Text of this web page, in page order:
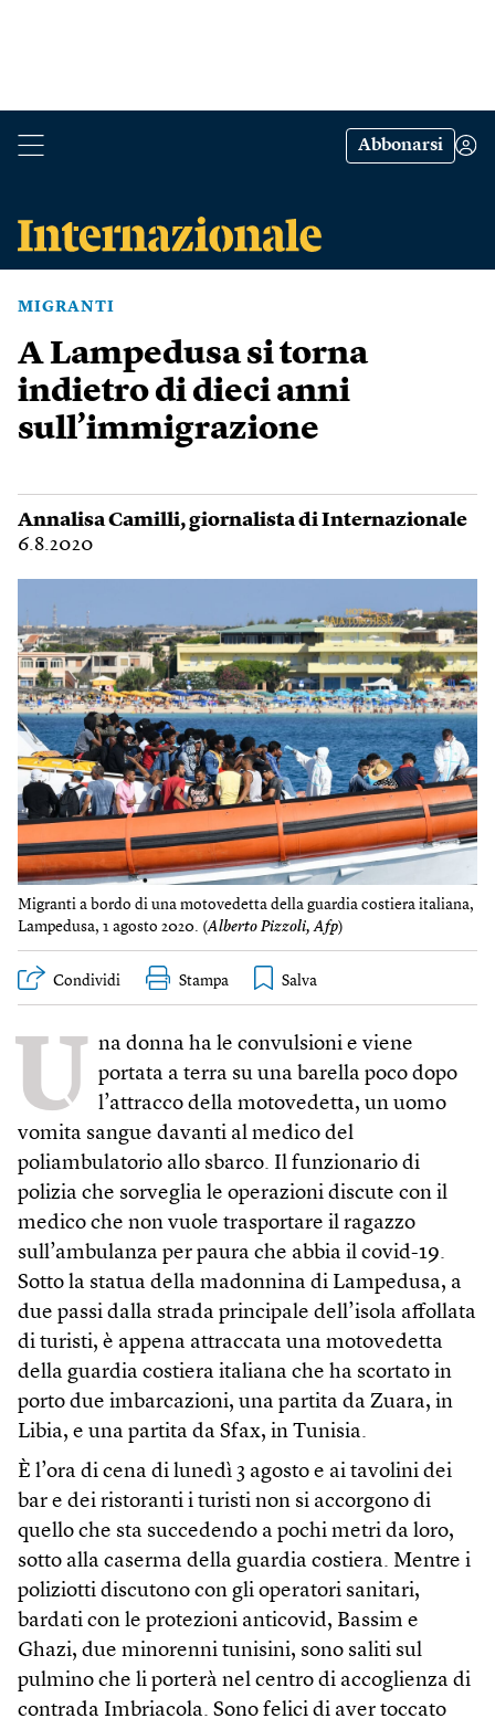
Abbonarsi
MIGRANTI
A Lampedusa si torna
indietro di dieci anni
sull’immigrazione
Annalisa Camilli, giornalista di Internazionale
6.8.2020
Migranti a bordo di una motovedetta della guardia costiera italiana,
Lampedusa, 1 agosto 2020. (Alberto Pizzoli, Afp)
Condividi Stampa
U na donna ha le convulsioni e viene
portata a terra su una barella poco dopo
l’attracco della motovedetta, un uomo
vomita sangue davanti al medico del
poliambulatorio allo sbarco. Il funzionario di
polizia che sorveglia le operazioni discute con il
medico che non vuole trasportare il ragazzo
sull’ambulanza per paura che abbia il covid-19.
Sotto la statua della madonnina di Lampedusa, a
due passi dalla strada principale dell’isola affollata
di turisti, è appena attraccata una motovedetta
della guardia costiera italiana che ha scortato in
porto due imbarcazioni, una partita da Zuara, in
Libia, e una partita da Sfax, in Tunisia.
È l’ora di cena di lunedì 3 agosto e ai tavolini dei
bar e dei ristoranti i turisti non si accorgono di
quello che sta succedendo a pochi metri da loro,
sotto alla caserma della guardia costiera. Mentre i
poliziotti discutono con gli operatori sanitari,
bardati con le protezioni anticovid, Bassim e
Ghazi, due minorenni tunisini, sono saliti sul
pulmino che li porterà nel centro di accoglienza di
contrada Imbriacola. Sono felici di aver toccato